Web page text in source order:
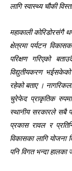
लागि स्वास्थ्य चौकी
महाकाली कोरिडोरसंगै
क्षेत्रमा पर्यटन
परिक्षण गरिएको
विद्युतीयकरण
रहेको बताए ।
चुरेफेद प्राकृतिक रुपमा
स्थानीय सरकारले सबै
प्रकास रावल र
विकासका लागि योजना
पनि विगत भन्दा